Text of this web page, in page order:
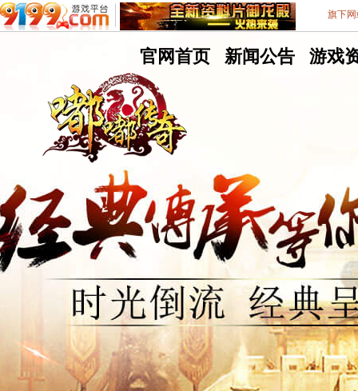
嘟
嘟
传
奇
官网首页
嘟
新闻公告
嘟
游戏
不删档测试8区
旗下